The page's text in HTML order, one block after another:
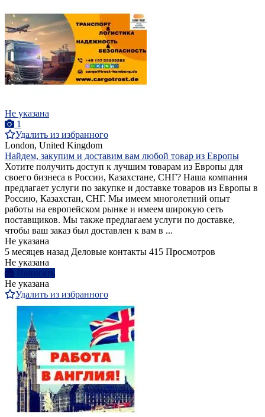
Не указана
1
Удалить из избранного
London, United Kingdom
Найдем, закупим и доставим вам любой товар из Европы
Хотите получить доступ к лучшим товарам из Европы для
своего бизнеса в России, Казахстане, СНГ? Наша компания
предлагает услуги по закупке и доставке товаров из Европы в
Россию, Казахстан, СНГ. Мы имеем многолетний опыт
работы на европейском рынке и имеем широкую сеть
поставщиков. Мы также предлагаем услуги по доставке,
чтобы ваш заказ был доставлен к вам в ...
Не указана
5 месяцев назад Деловые контакты 415 Просмотров
Не указана
Написать
Не указана
Удалить из избранного